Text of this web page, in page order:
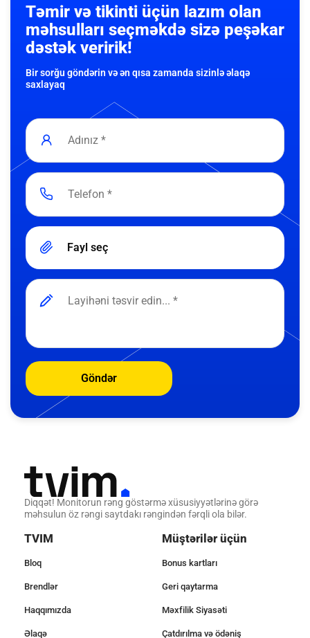
Təmir və tikinti üçün lazım olan
məhsulları seçməkdə sizə peşəkar
dəstək veririk!
Bir sorğu göndərin və ən qısa zamanda sizinlə əlaqə
saxlayaq
Fayl seç
Göndər
Diqqət! Monitorun rəng göstərmə xüsusiyyətlərinə görə
məhsulun öz rəngi saytdakı rəngindən fərqli ola bilər.
TVIM
Bloq
Brendlər
Haqqımızda
Əlaqə
Müştərilər üçün
Bonus kartları
Geri qaytarma
Məxfilik Siyasəti
Çatdırılma və ödəniş